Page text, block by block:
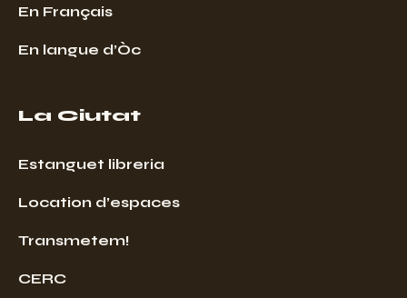
En Français
En langue d’Òc
La Ciutat
Estanguet libreria
Location d’espaces
Transmetem!
CERC